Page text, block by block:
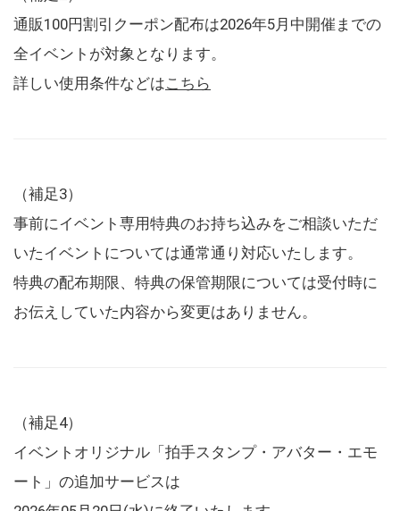
通販100円割引クーポン配布は2026年5月中開催までの
全イベントが対象となります。
詳しい使用条件などはこちら
（補足3）
事前にイベント専用特典のお持ち込みをご相談いただ
いたイベントについては通常通り対応いたします。
特典の配布期限、特典の保管期限については受付時に
お伝えしていた内容から変更はありません。
（補足4）
イベントオリジナル「拍手スタンプ・アバター・エモ
ート」の追加サービスは